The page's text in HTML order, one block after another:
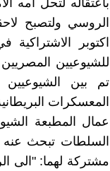
باعتقاله لتحل أمه
الروسي ولتصبح
اكتوبر
للشيوعيين المصريين
تم بين
المعسكرات
عمال المطبعة
السلطات تبحث عنه
مشتركة لهما: "الى